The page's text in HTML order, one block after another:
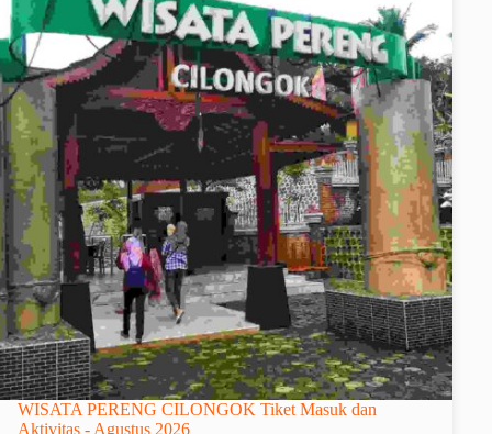
WISATA PERENG CILONGOK Tiket Masuk dan
Aktivitas - Agustus 2026